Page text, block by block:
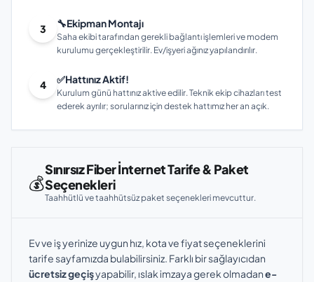
3 🔧Ekipman Montajı
Saha ekibi tarafından gerekli bağlantı işlemleri ve modem
kurulumu gerçekleştirilir. Ev/işyeri ağınız yapılandırılır.
4 ✅Hattınız Aktif!
Kurulum günü hattınız aktive edilir. Teknik ekip cihazları test
ederek ayrılır; sorularınız için destek hattımız her an açık.
💰
Sınırsız Fiber İnternet Tarife & Paket
Seçenekleri
Taahhütlü ve taahhütsüz paket seçenekleri mevcuttur.
Ev ve iş yerinize uygun hız, kota ve fiyat seçeneklerini
tarife sayfamızda bulabilirsiniz. Farklı bir sağlayıcıdan
ücretsiz geçişyapabilir, ıslak imzaya gerek olmadane-